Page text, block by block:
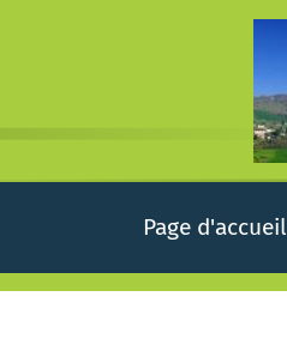
Page d'accueil